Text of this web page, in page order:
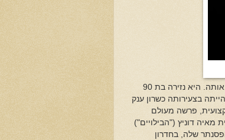
מי שראה לפני ימים אחדים בחדשות ערוץ 2 את הסרט אודות אמָהוֹי צֵגֶה לא יוכל לשכוח אותה. היא נזירה בת 90
בצעירותה כשרון ענק
פרשה מעולם
דוניץ ("הבילויים")
שלה, בחדרון